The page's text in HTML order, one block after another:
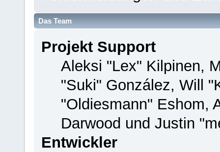
Das Team
Projekt Support
Aleksi "Lex" Kilpinen,
"Suki" González, Will
"Oldiesmann" Eshom,
Darwood und Justin
Entwickler